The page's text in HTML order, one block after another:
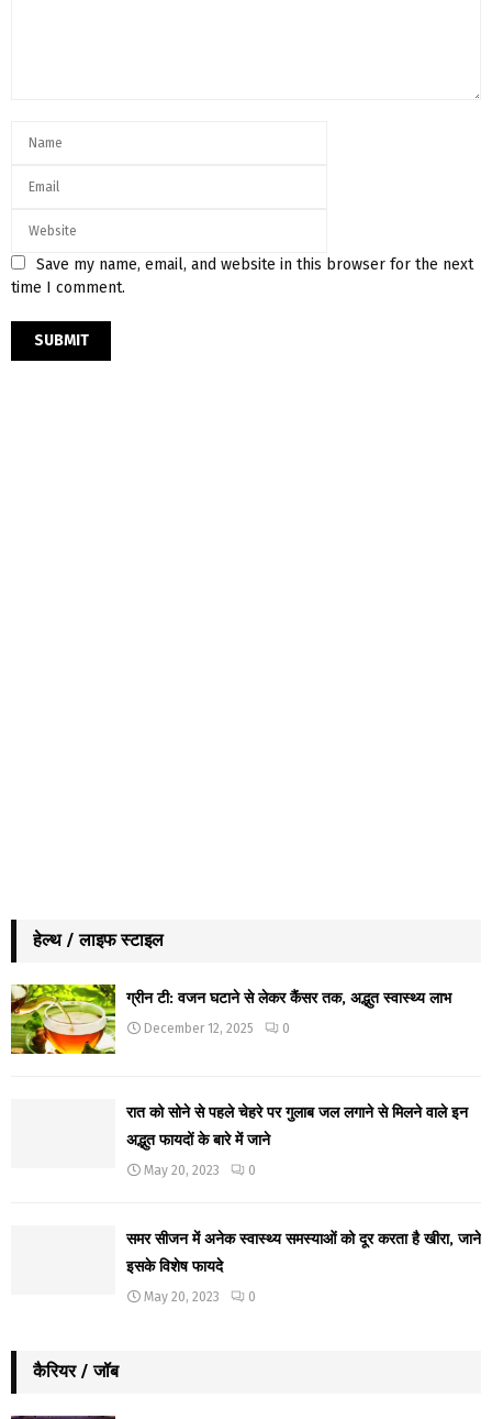
Save my name, email, and website in this browser for the next
time I comment.
हेल्थ / लाइफ स्टाइल
ग्रीन टी: वजन घटाने से लेकर कैंसर तक, अद्भुत स्वास्थ्य लाभ
December 12, 2025 0
रात को सोने से पहले चेहरे पर गुलाब जल लगाने से मिलने वाले इन
अद्भुत फायदों के बारे में जाने
May 20, 2023 0
समर सीजन में अनेक स्वास्थ्य समस्याओं को दूर करता है खीरा, जाने
इसके विशेष फायदे
May 20, 2023 0
कैरियर / जॉब